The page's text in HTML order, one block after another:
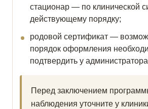
стационар — по клинической
действующему порядку;
родовой сертификат —
порядок оформления
подтвердить у
Перед заключением
наблюдения уточните у